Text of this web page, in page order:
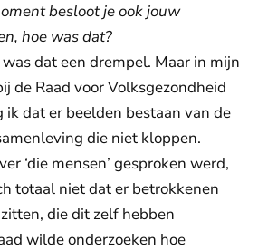
besloot je ook jouw
hoe was dat?
dat een drempel. Maar in mijn
de Raad voor Volksgezondheid
ik dat er beelden bestaan van de
die niet kloppen.
‘die mensen’ gesproken werd,
totaal niet dat er betrokkenen
die dit zelf hebben
wilde onderzoeken hoe